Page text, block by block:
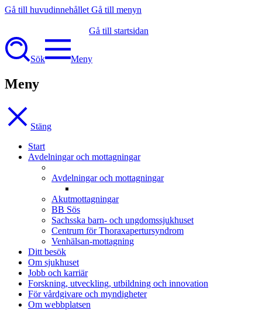
Gå till huvudinnehållet Gå till menyn
Gå till startsidan
Sök Meny
Meny
Stäng
Start
Avdelningar och mottagningar
Avdelningar och mottagningar
Akutmottagningar
BB Sös
Sachsska barn- och ungdomssjukhuset
Centrum för Thoraxapertursyndrom
Venhälsan-mottagning
Ditt besök
Om sjukhuset
Jobb och karriär
Forskning, utveckling, utbildning och innovation
För vårdgivare och myndigheter
Om webbplatsen